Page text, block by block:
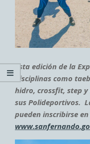
Esta edición de la
disciplinas como
hidro, crossfit, step
sus Polideportivos.
pueden inscribirse